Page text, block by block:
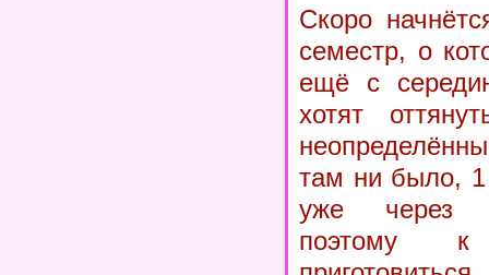
Скоро
семестр, о
ещё с
хотят
там ни было, 1
уже через
поэтому